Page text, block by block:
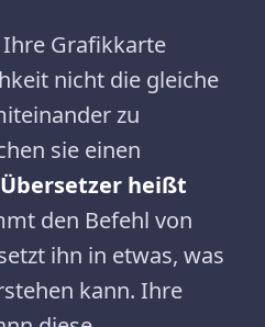
Grafikkarte
nicht die gleiche
zu
sie einen
heißt
den Befehl von
ihn in etwas, was
kann. Ihre